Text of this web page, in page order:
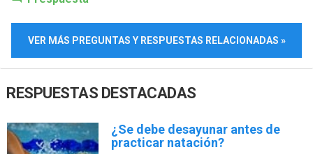
VER MÁS PREGUNTAS Y RESPUESTAS RELACIONADAS »
RESPUESTAS DESTACADAS
¿Se debe desayunar antes de
practicar natación?